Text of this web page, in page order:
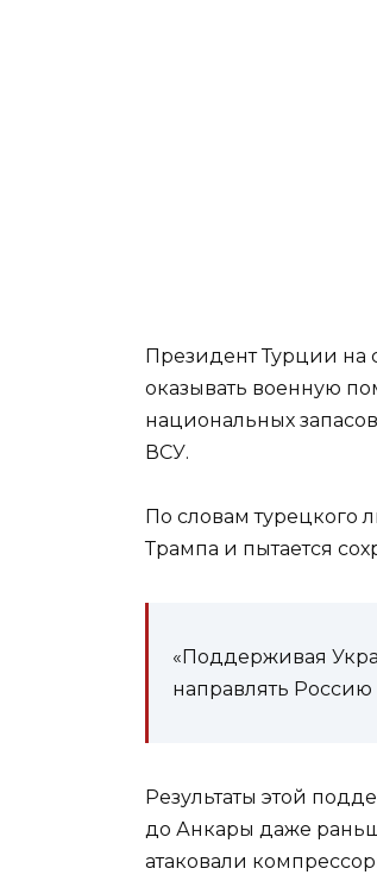
Президент Турции на
оказывать военную
национальных
ВСУ.
По словам
Трампа и пытается
«Поддерживая
направлять Россию
Результаты этой
до Анкары даже
атаковали